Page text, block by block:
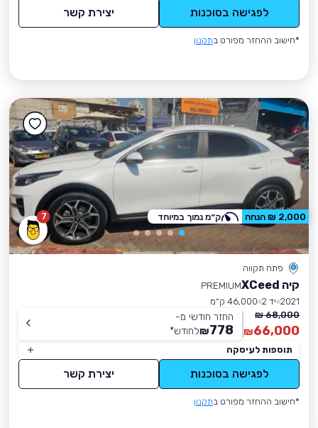
לפגישה בסוכנות יצירת קשר
*חישוב ההחזר מפורט בתקנון
7
פתח תקווה
קיה XCeed
PREMIUM
2021 יד 2
46,000 ק״מ
68,000 ₪
66,000
₪
החזר חודשי מ-
778
₪לחודש*
תוספות לעיסקה
לפגישה בסוכנות יצירת קשר
*חישוב ההחזר מפורט בתקנון
2,000 ₪ הנחה ק״מ נמוך במיוחד